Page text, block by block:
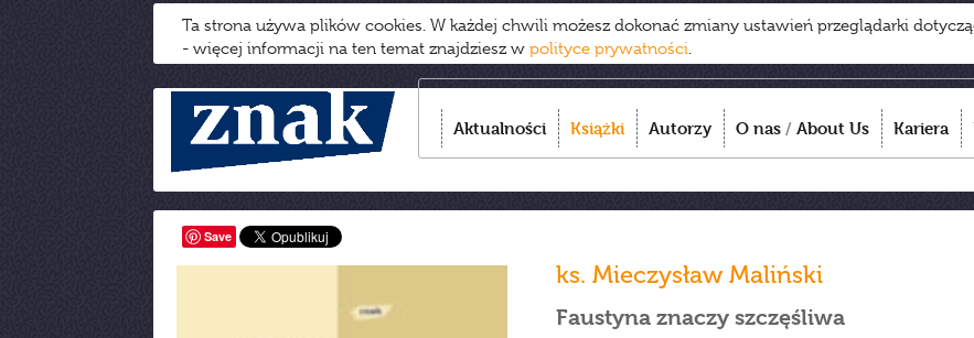
Ta strona używa plików cookies. W każdej chwili możesz dokonać zmiany ustawień przeglądarki
- więcej informacji na ten temat znajdziesz w polityce prywatności.
Aktualności Książki Autorzy O nas / About Us Kariera
Save
ks. Mieczysław Maliński
Faustyna znaczy szczęśliwa